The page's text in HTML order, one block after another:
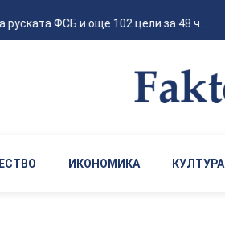
ФСБ и още 102 цели за 48 ч...
ИКОНОМИКА КУЛТУРА